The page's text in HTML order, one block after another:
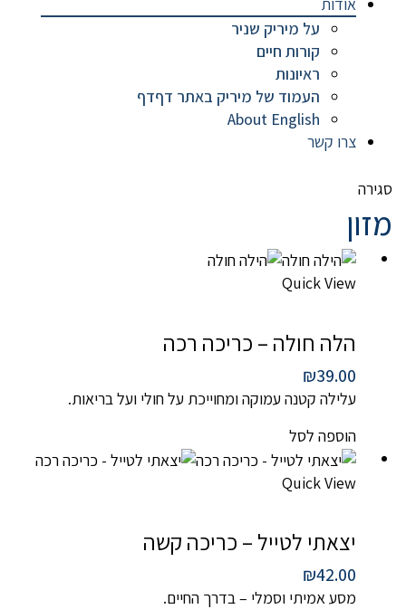
על מיריק שניר
קורות חיים
ראיונות
העמוד של מיריק באתר דףדף
About English
צרו קשר
סגירה
מזון
Quick View
הלה חולה – כריכה רכה
₪39.00
עלילה קטנה עמוקה ומחוייכת על חולי ועל בריאות.
הוספה לסל
Quick View
יצאתי לטייל – כריכה קשה
₪42.00
מסע אמיתי וסמלי – בדרך החיים.